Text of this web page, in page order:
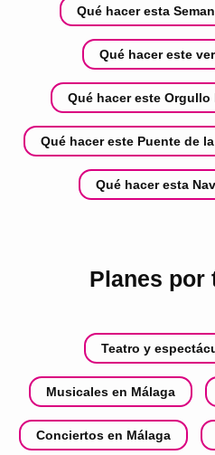
Qué hacer esta
Qué hacer este
Qué hacer este Orgullo
Qué hacer este Puente de
Qué hacer esta
Planes por
Teatro y
Musicales en Málaga
Conciertos en Málaga